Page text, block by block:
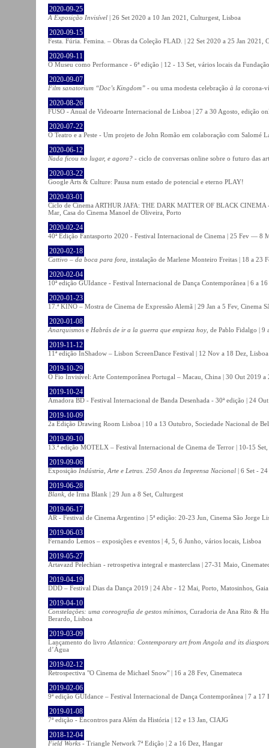
2020-09-25
A Exposição Invisível | 26 Set 2020 a 10 Jan 2021, Culturgest, Lisboa
2020-09-15
Festa. Fúria. Femina. – Obras da Coleção FLAD. | 22 Set 2020 a 25 Jan
2020-09-11
O Museu como Performance - 6ª edição | 12 - 13 Set, vários locais da
2020-09-07
Film sanatorium “Doc’s Kingdom” - ou uma modesta celebração à la corona-
2020-08-26
FUSO - Anual de Videoarte Internacional de Lisboa | 27 a 30 Agosto, edição
2020-07-22
O Teatro e a Peste - Um projeto de John Romão em colaboração com Salomé
2020-06-12
Nada ficou no lugar, e agora? - ciclo de conversas online sobre o futuro das
2020-03-22
Google Arts & Culture: Pausa num estado de potencial e eterno PLAY!
2020-03-01
Ciclo de Cinema ARTHUR JAFA: THE DARK MATTER OF BLACK
Mar, Casa do Cinema Manoel de Oliveira, Porto
2020-02-24
40ª Edição Fantasporto 2020 - Festival Internacional de Cinema | 25 Fev — 8
2020-02-18
Cattivo – da boca para fora , instalação de Marlene Monteiro Freitas | 18 a
2020-02-04
10ª edição GUIdance - Festival Internacional de Dança Contemporânea | 6 a
2020-01-23
17.ª KINO – Mostra de Cinema de Expressão Alemã | 29 Jan a 5 Fev, Cinema
2020-01-08
Anarquismos e Habrás de ir a la guerra que empieza hoy , de Pablo Fidalgo |
2019-11-12
11ª edição InShadow – Lisbon ScreenDance Festival | 12 Nov a 18 Dez, Lisboa
2019-10-29
O Fio Invisível: Arte Contemporânea Portugal – Macau, China | 30 Out 2019
2019-10-24
Amadora BD - Festival Internacional de Banda Desenhada - 30ª edição | 24
2019-10-09
2a Edição Drawing Room Lisboa | 10 a 13 Outubro, Sociedade Nacional de
2019-09-10
13.ª edição MOTELX – Festival Internacional de Cinema de Terror | 10-15
2019-09-06
Exposição Indústria, Arte e Letras. 250 Anos da Imprensa Nacional | 6 Set -
2019-06-28
Blank , de Irma Blank | 29 Jun a 8 Set, Culturgest
2019-06-17
AR - Festival de Cinema Argentino | 5ª edição: 20-23 Jun, Cinema São Jorge
2019-06-03
Fernando Lemos – exposições e eventos | 4, 5, 6 Junho, vários locais, Lisboa
2019-05-27
Artavazd Pelechian - retrospetiva integral e masterclass | 27-31 Maio,
2019-04-19
DDD – Festival Dias da Dança 2019 | 24 Abr - 12 Mai, Porto, Matosinhos, Gaia
2019-04-10
Constelações: uma coreografia de gestos mínimos , Curadoria de Ana Rito &
Berardo, Lisboa
2019-03-09
Lançamento do livro Atlantica: Contemporary art from Angola and its
d’Água
2019-02-12
Retrospectiva "O Cinema de Michael Snow" | 16 a 28 Fev, Cinemateca
2019-02-06
9ª edição GUIdance – Festival Internacional de Dança Contemporânea | 7 a 17
2019-01-08
7ª edição - Encontros para Além da História | 12 e 13 Jan, CIAJG
2018-12-04
Field Works - Triangle Network 7ª Edição | 2 a 16 Dez, Hangar